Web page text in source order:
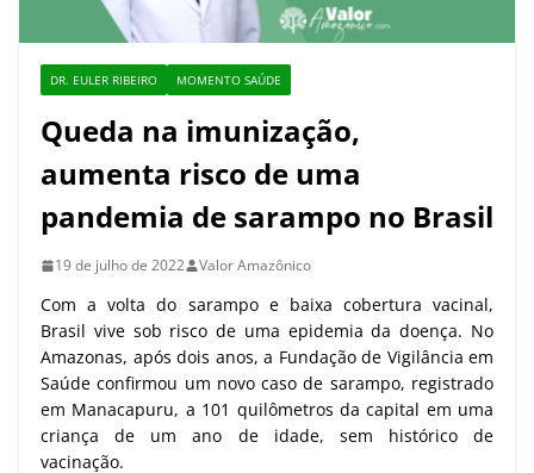
DR. EULER RIBEIRO MOMENTO SAÚDE
Queda na imunização,
aumenta risco de uma
pandemia de sarampo no Brasil
19 de julho de 2022 Valor Amazônico
Com a volta do sarampo e baixa cobertura vacinal,
Brasil vive sob risco de uma epidemia da doença. No
Amazonas, após dois anos, a Fundação de Vigilância em
Saúde confirmou um novo caso de sarampo, registrado
em Manacapuru, a 101 quilômetros da capital em uma
criança de um ano de idade, sem histórico de
vacinação.